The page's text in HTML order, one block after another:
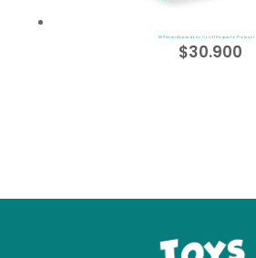
Mi Primer Abecedario Con El Pequeño Profesor
$30.900